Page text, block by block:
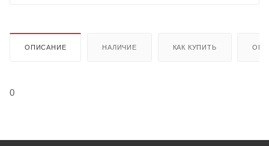
ОПИСАНИЕ НАЛИЧИЕ КАК КУПИТЬ
0